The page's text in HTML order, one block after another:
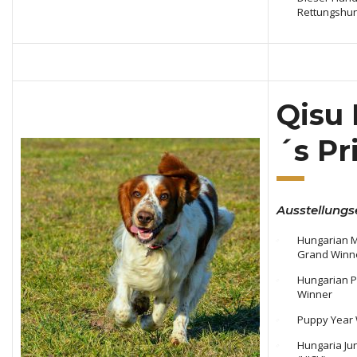
Qisu
´s
Hungarian
Grand
Hungarian
Winner
Puppy Year
Hungaria